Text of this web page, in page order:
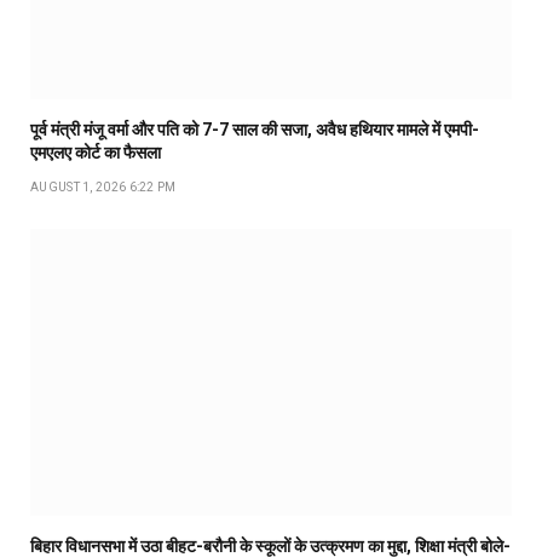
पूर्व मंत्री मंजू वर्मा और पति को 7-7 साल की सजा, अवैध हथियार मामले में एमपी-
एमएलए कोर्ट का फैसला
AUGUST 1, 2026 6:22 PM
बिहार विधानसभा में उठा बीहट-बरौनी के स्कूलों के उत्क्रमण का मुद्दा, शिक्षा मंत्री बोले-